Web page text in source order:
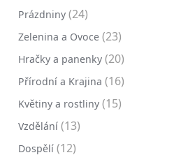
Prázdniny (24)
Zelenina a Ovoce (23)
Hračky a panenky (20)
Přírodní a Krajina (16)
Květiny a rostliny (15)
Vzdělání (13)
Dospělí (12)